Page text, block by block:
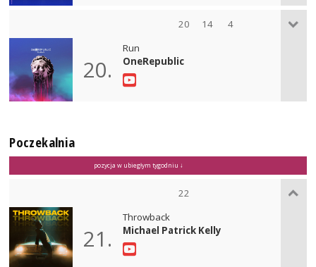
20 14 4
20.
Run
OneRepublic
Poczekalnia
pozycja w ubiegłym tygodniu ↓
22
21.
Throwback
Michael Patrick Kelly